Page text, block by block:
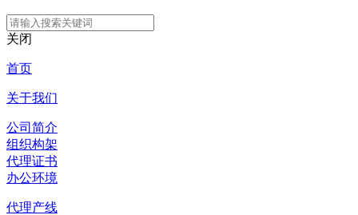
关闭
首页
关于我们
公司简介
组织构架
代理证书
办公环境
代理产线